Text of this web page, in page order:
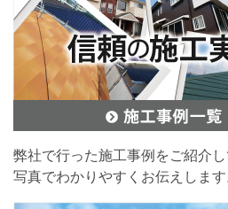
弊社で行った施工事例をご紹介
写真でわかりやすくお伝えします